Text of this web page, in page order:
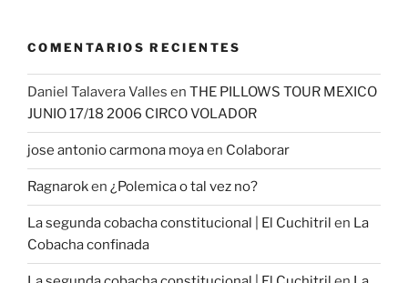
COMENTARIOS RECIENTES
Daniel Talavera Valles en THE PILLOWS TOUR MEXICO
JUNIO 17/18 2006 CIRCO VOLADOR
jose antonio carmona moyaen Colaborar
Ragnaroken ¿Polemica o tal vez no?
La segunda cobacha constitucional | El Cuchitril en La
Cobacha confinada